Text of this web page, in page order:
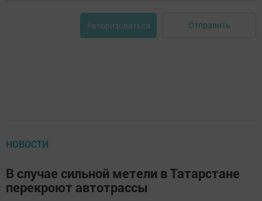
Авторизоваться Отправить
НОВОСТИ
В случае сильной метели в Татарстане
перекроют автотрассы